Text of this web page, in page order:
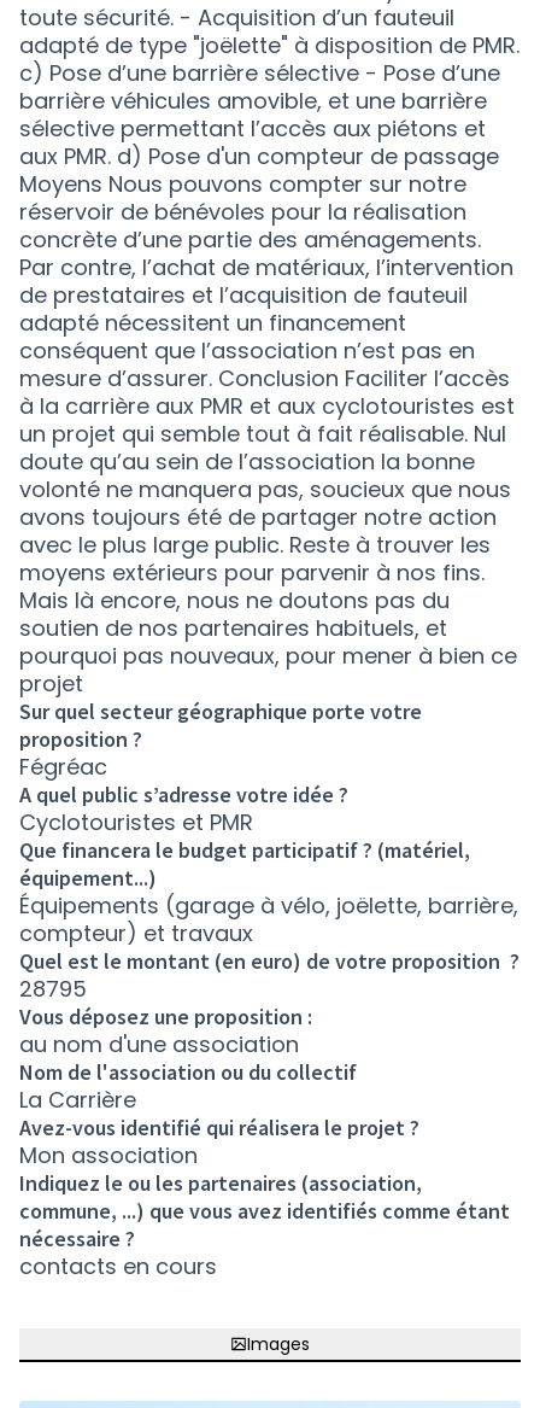
toute sécurité. - Acquisition d’un fauteuil
adapté de type "joëlette" à disposition de PMR.
c) Pose d’une barrière sélective - Pose d’une
barrière véhicules amovible, et une barrière
sélective permettant l’accès aux piétons et
aux PMR. d) Pose d'un compteur de passage
Moyens Nous pouvons compter sur notre
réservoir de bénévoles pour la réalisation
concrète d’une partie des aménagements.
Par contre, l’achat de matériaux, l’intervention
de prestataires et l’acquisition de fauteuil
adapté nécessitent un financement
conséquent que l’association n’est pas en
mesure d’assurer. Conclusion Faciliter l’accès
à la carrière aux PMR et aux cyclotouristes est
un projet qui semble tout à fait réalisable. Nul
doute qu’au sein de l’association la bonne
volonté ne manquera pas, soucieux que nous
avons toujours été de partager notre action
avec le plus large public. Reste à trouver les
moyens extérieurs pour parvenir à nos fins.
Mais là encore, nous ne doutons pas du
soutien de nos partenaires habituels, et
pourquoi pas nouveaux, pour mener à bien ce
projet
Sur quel secteur géographique porte votre
proposition ?
Fégréac
A quel public s’adresse votre idée ?
Cyclotouristes et PMR
Que financera le budget participatif ? (matériel,
équipement...)
Équipements (garage à vélo, joëlette, barrière,
compteur) et travaux
Quel est le montant (en euro) de votre proposition ?
28795
Vous déposez une proposition :
au nom d'une association
Nom de l'association ou du collectif
La Carrière
Avez-vous identifié qui réalisera le projet ?
Mon association
Indiquez le ou les partenaires (association,
commune, ...) que vous avez identifiés comme étant
nécessaire ?
contacts en cours
Images